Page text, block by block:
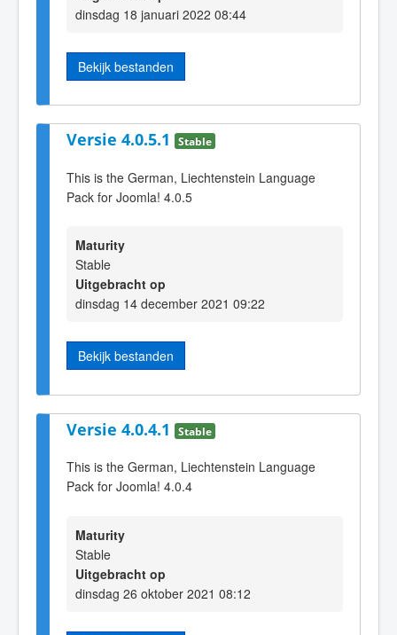
dinsdag 18 januari 2022 08:44
Bekijk bestanden
Versie 4.0.5.1 Stable
This is the German, Liechtenstein Language
Pack for Joomla! 4.0.5
Maturity
Stable
Uitgebracht op
dinsdag 14 december 2021 09:22
Bekijk bestanden
Versie 4.0.4.1 Stable
This is the German, Liechtenstein Language
Pack for Joomla! 4.0.4
Maturity
Stable
Uitgebracht op
dinsdag 26 oktober 2021 08:12